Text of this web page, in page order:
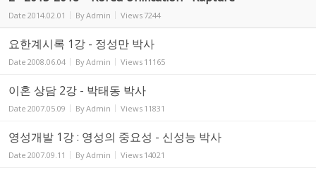
Date 2014.02.01 ByAdmin Views 7244
요한계시록 1강 - 정성만 박사
Date 2008.06.04 ByAdmin Views 11165
이혼 상담 2강 - 박태동 박사
Date 2007.05.09 ByAdmin Views 11831
영성개발 1강 : 영성의 중요성 - 신성능 박사
Date 2007.09.11 ByAdmin Views 14021